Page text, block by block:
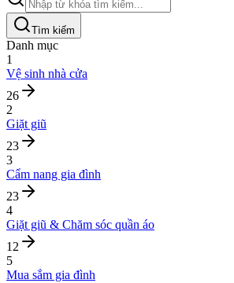
Tìm kiếm
Danh mục
1
Vệ sinh nhà cửa
26
2
Giặt giũ
23
3
Cẩm nang gia đình
23
4
Giặt giũ & Chăm sóc quần áo
12
5
Mua sắm gia đình